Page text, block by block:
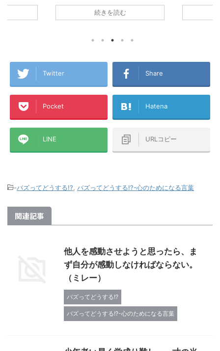
おうちの
理論で
で使ってい
のアパー
ひかりテ
ンションタ
ていくことを決意し、その後すぐに楽
天カードを2枚発行してこの夏で無事
『楽天経済圏』にどっぷりとハマった
も含めた『楽天経済圏』という視点か
ら誰もが楽天カードを発行するメリッ
経済圏』に入ろうか悩んでいる方、各
種ポイントがいろんな経済圏にバラバ
ラに分散している方などの参考になれ
ば幸いです！ この記事のミ ...
続きを読む
ゼロから『
済圏』に入
した！ そん
Twitter Share
Pocket Hatena
LINE URLコピー
-バズってどうする!? バズってどうする!?-心のためになる言葉
関連記事
他人を感動させようと思ったら、ま
ず自分が感動しなければならない。
（ミレー）
バズってどうする!?
バズってどうする!?-心のためになる言葉